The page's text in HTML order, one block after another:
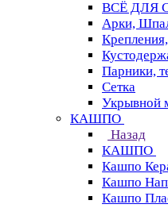
ВСЁ ДЛЯ
Арки,
Парники,
Сетка
Укрывной
КАШПО
Назад
КАШПО
Кашпо
Кашпо
Кашпо